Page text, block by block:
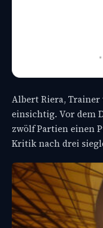
Albert Riera,
einsichtig. Vor dem
zwölf Partien einen
Kritik nach drei